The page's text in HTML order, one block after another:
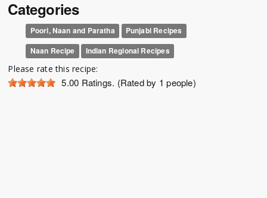
Categories
Poori, Naan and Paratha
Punjabi Recipes
Naan Recipe
Indian Regional Recipes
Please rate this recipe:
5.00 Ratings. (Rated by 1 people)